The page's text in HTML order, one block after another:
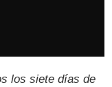
los siete días de